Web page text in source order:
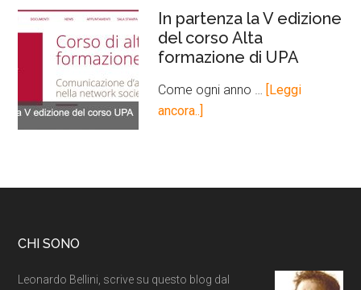
In partenza la V edizione
del corso Alta
formazione di UPA
Come ogni anno …
[Leggi
ancora..]
CHI SONO
Leonardo Bellini, scrive su questo blog dal